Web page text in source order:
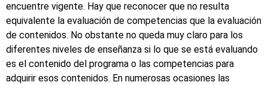
encuentre vigente. Hay que reconocer que no resulta
equivalente la evaluación de competencias que la evaluación
de contenidos. No obstante no queda muy claro para los
diferentes niveles de enseñanza si lo que se está evaluando
es el contenido del programa o las competencias para
adquirir esos contenidos. En numerosas ocasiones las